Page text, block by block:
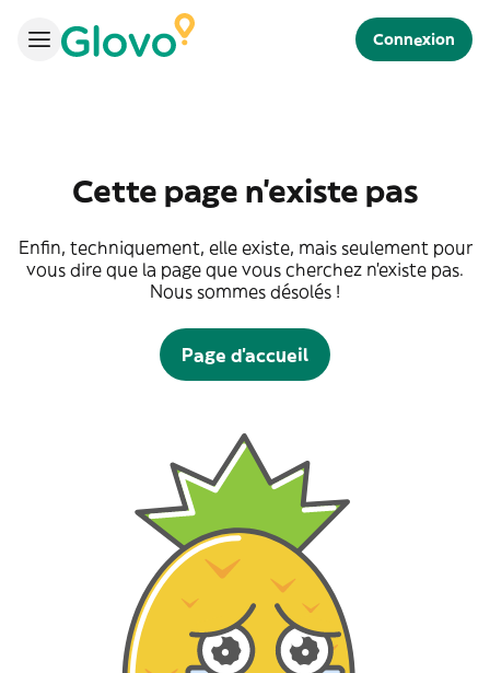
Connexion
Cette page n'existe pas
Enfin, techniquement, elle existe, mais seulement pour
vous dire que la page que vous cherchez n'existe pas.
Nous sommes désolés !
Page d'accueil